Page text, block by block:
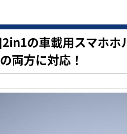
の車載用スマホホ
両方に対応！